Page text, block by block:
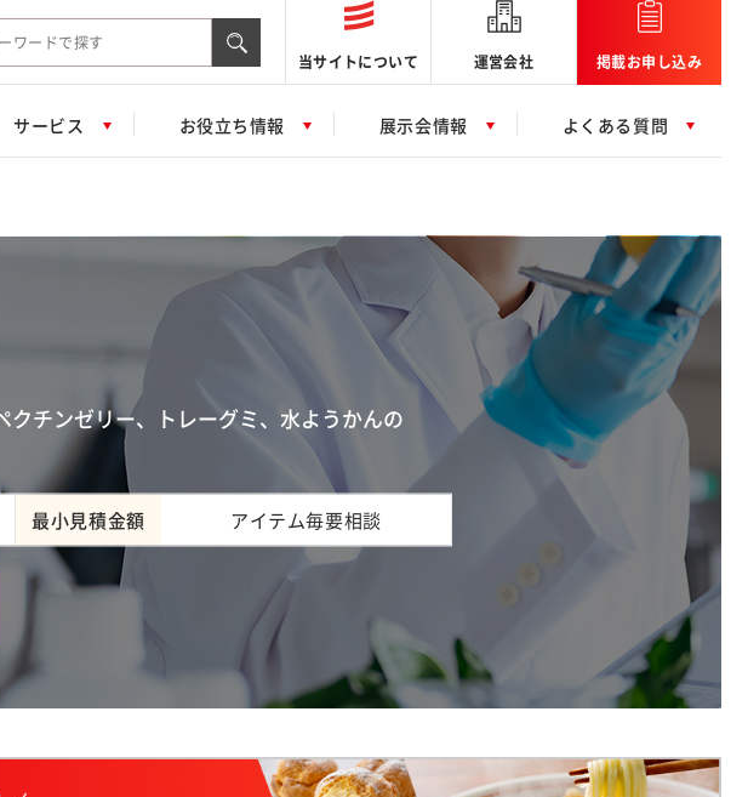
ーワード入力 当サイトについて 運営会社 掲載お申し込み
サービス お役立ち情報 展示会情報 よくある質問
チンゼリー、トレーグミ、水ようかんの
最小見積金額 アイテム毎要相談